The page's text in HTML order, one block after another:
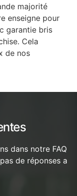
majorité
enseigne pour
garantie bris
Cela
de nos
dans notre FAQ
de réponses a